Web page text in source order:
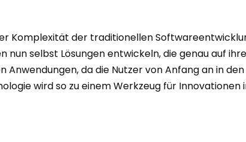
Komplexität der traditionellen
selbst Lösungen entwickeln, die genau auf
da die Nutzer von Anfang an in den
wird so zu einem Werkzeug für Innovationen